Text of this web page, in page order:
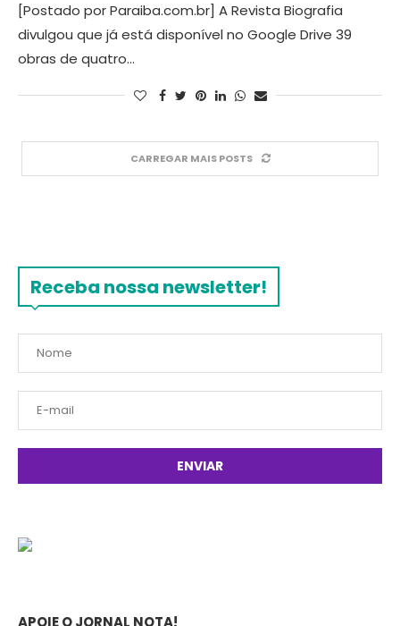
[Postado por Paraiba.com.br] A Revista Biografia
divulgou que já está disponível no Google Drive 39
obras de quatro…
CARREGAR MAIS POSTS
Receba nossa newsletter!
APOIE O JORNAL NOTA!